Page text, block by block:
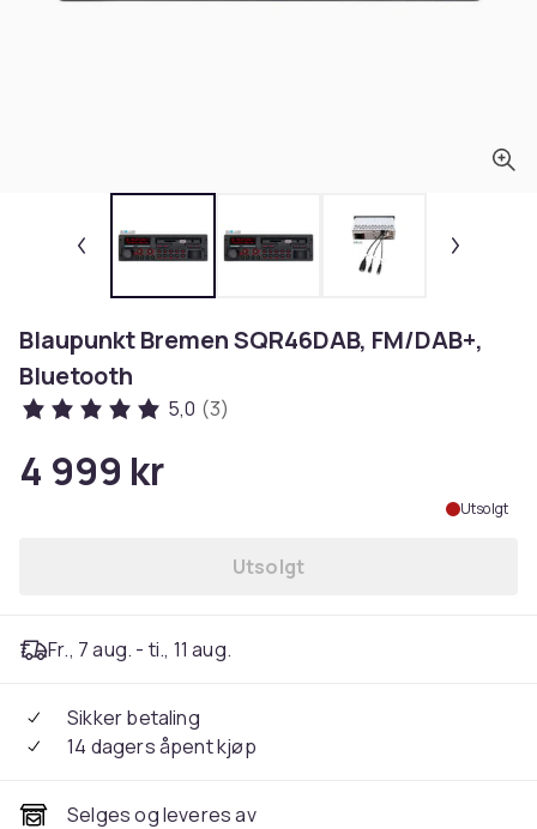
Blaupunkt Bremen SQR46DAB, FM/DAB+,
Bluetooth
5,0 (3)
4 999 kr
Utsolgt
Utsolgt
Fr., 7 aug. - ti., 11 aug.
Sikker betaling
14 dagers åpent kjøp
Selges og leveres av